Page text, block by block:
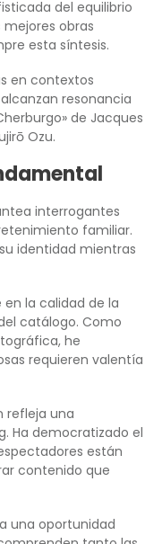
del equilibrio
mejores obras
esta síntesis.
en contextos
resonancia
de Jacques
Ozu.
interrogantes
familiar.
identidad mientras
la calidad de la
catálogo. Como
he
requieren valentía
refleja una
Ha democratizado el
están
contenido que
una oportunidad